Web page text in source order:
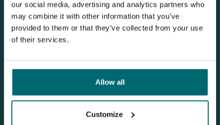
our social media, advertising and analytics partners who
may combine it with other information that you’ve
provided to them or that they’ve collected from your use
of their services.
Allow all
Customize